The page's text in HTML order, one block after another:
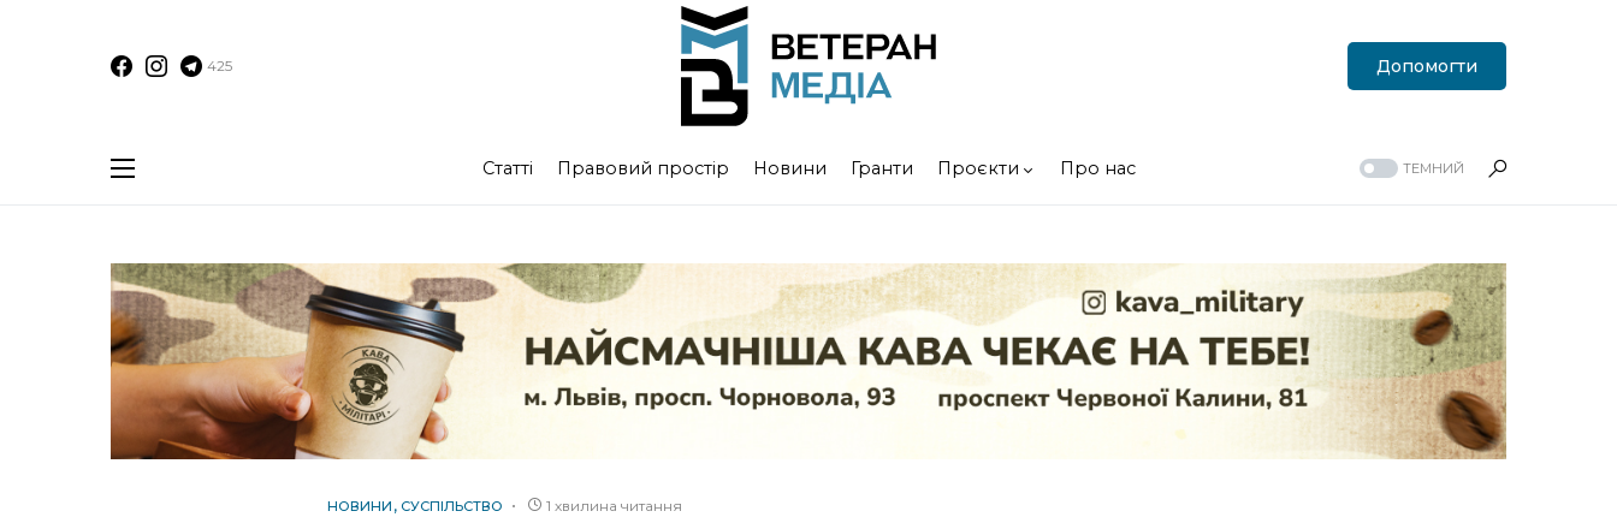
425 Допомогти
Статті Правовий простір Новини Гранти Проєкти Про нас ТЕМНИЙ
НОВИНИ СУСПІЛЬСТВО 1 хвилина читання